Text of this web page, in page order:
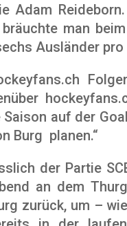
Adam
man
Ausländer
auf der
Burg planen.“
der Partie
an dem
zurück, um –